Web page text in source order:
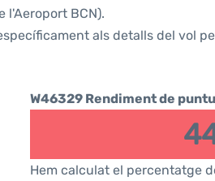
l'Aeroport BCN).
als detalls del vol
W46329 Rendiment de
Hem calculat el percentatge